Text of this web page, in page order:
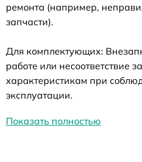
ремонта (например,
запчасти).
Для комплектующих:
работе или несоответствие
характеристикам при
эксплуатации.
Показать полностью